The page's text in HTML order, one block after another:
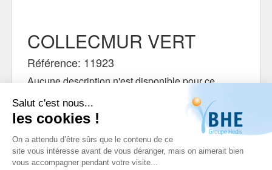
Salut c'est nous...
les cookies !
On a attendu d’être sûrs que le contenu de ce
site vous intéresse avant de vous déranger, mais on aimerait bien
vous accompagner pendant votre visite...
COLLECMUR VERT
Référence: 11923
Aucune description n'est disponible pour ce